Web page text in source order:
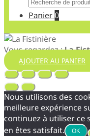
pour :
Panier0
Vous regardez :La
AJOUTER AU PANIER
Nous utilisons des
meilleure expérience
continuez à utiliser ce
en êtes satisfait.
OK